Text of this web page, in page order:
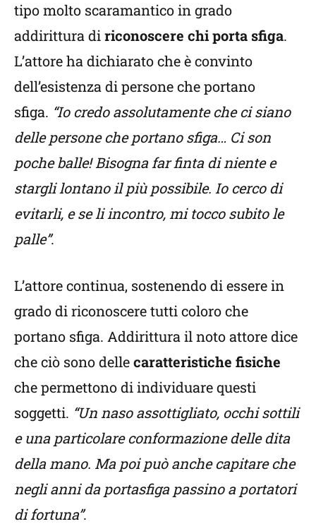
tipo molto scaramantico in grado
addirittura diriconoscere chi porta sfiga.
L’attore ha dichiarato che è convinto
dell’esistenza di persone che portano
sfiga. “Io credo assolutamente che ci siano
delle persone che portano sfiga… Ci son
poche balle! Bisogna far finta di niente e
stargli lontano il più possibile. Io cerco di
evitarli, e se li incontro, mi tocco subito le
palle”.
L’attore continua, sostenendo di essere in
grado di riconoscere tutti coloro che
portano sfiga. Addirittura il noto attore dice
che ciò sono dellecaratteristiche fisiche
che permettono di individuare questi
soggetti. “Un naso assottigliato, occhi sottili
e una particolare conformazione delle dita
della mano. Ma poi può anche capitare che
negli anni da portasfiga passino a portatori
di fortuna”.